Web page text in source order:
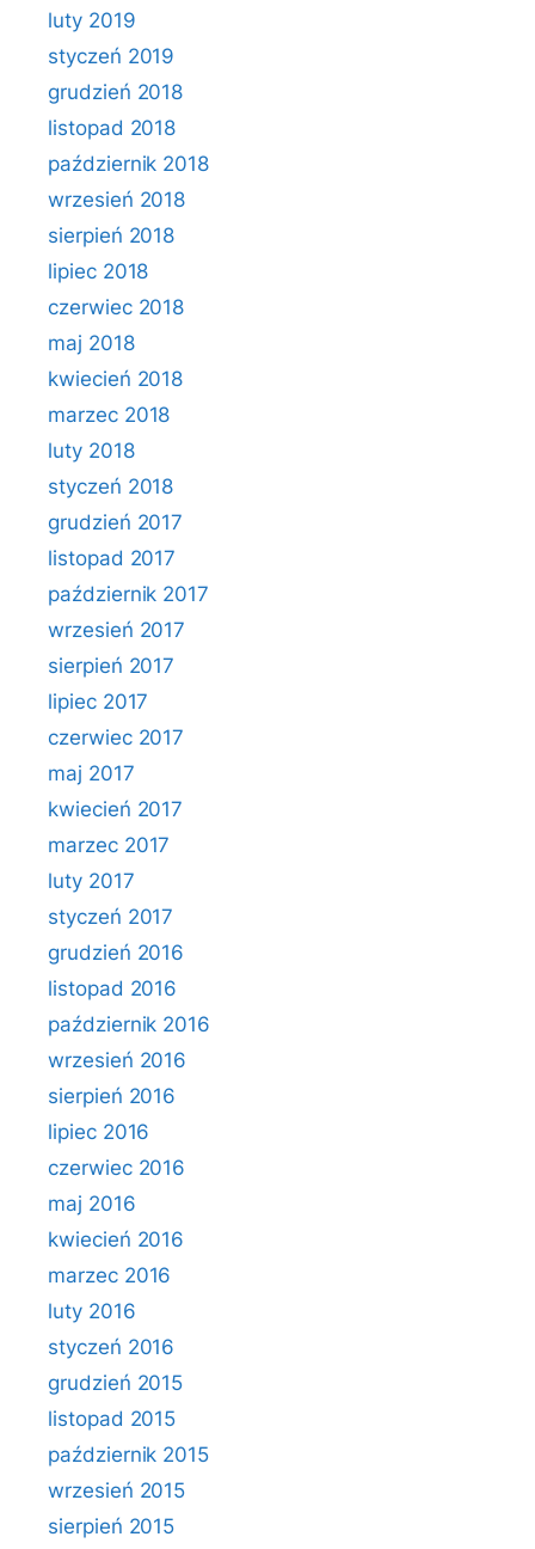
luty 2019
styczeń 2019
grudzień 2018
listopad 2018
październik 2018
wrzesień 2018
sierpień 2018
lipiec 2018
czerwiec 2018
maj 2018
kwiecień 2018
marzec 2018
luty 2018
styczeń 2018
grudzień 2017
listopad 2017
październik 2017
wrzesień 2017
sierpień 2017
lipiec 2017
czerwiec 2017
maj 2017
kwiecień 2017
marzec 2017
luty 2017
styczeń 2017
grudzień 2016
listopad 2016
październik 2016
wrzesień 2016
sierpień 2016
lipiec 2016
czerwiec 2016
maj 2016
kwiecień 2016
marzec 2016
luty 2016
styczeń 2016
grudzień 2015
listopad 2015
październik 2015
wrzesień 2015
sierpień 2015